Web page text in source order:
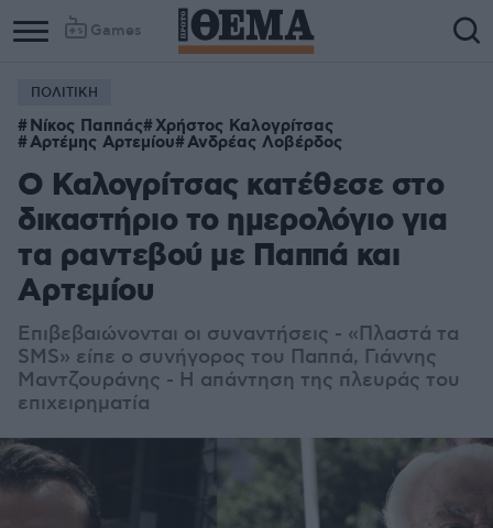
Games
ΠΟΛΙΤΙΚΗ
Νίκος Παππάς Χρήστος Καλογρίτσας
Αρτέμης Αρτεμίου Ανδρέας Λοβέρδος
O Καλογρίτσας κατέθεσε στο
δικαστήριο το ημερολόγιο για
τα ραντεβού με Παππά και
Αρτεμίου
Επιβεβαιώνονται οι συναντήσεις - «Πλαστά τα
SMS» είπε ο συνήγορος του Παππά, Γιάννης
Μαντζουράνης - Η απάντηση της πλευράς του
επιχειρηματία